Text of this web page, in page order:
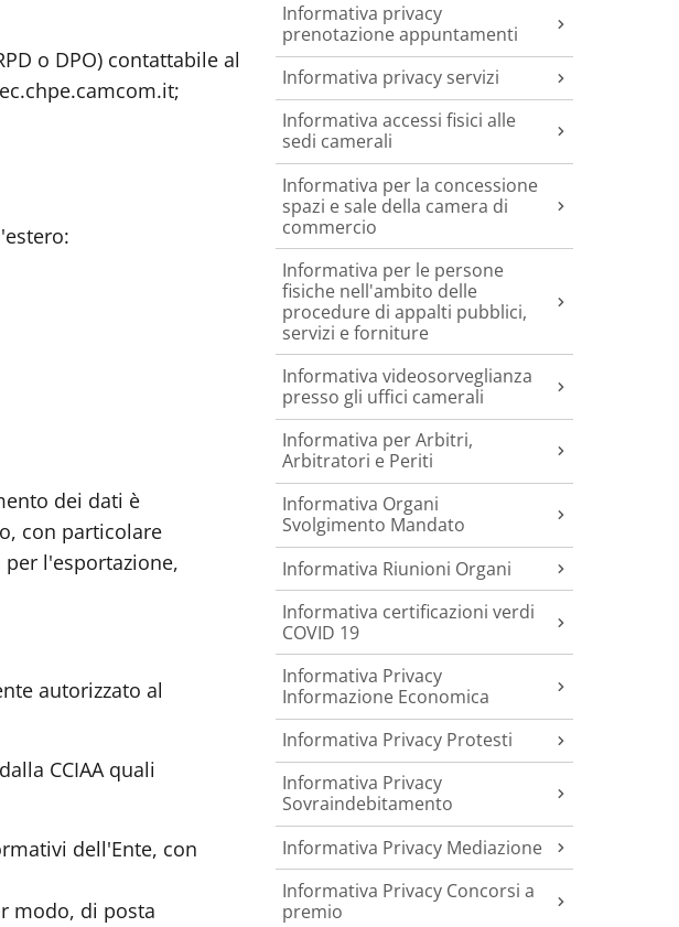
o DPO) contattabile al
dei dati è
con particolare
l'esportazione,
autorizzato al
CCIAA quali
dell'Ente, con
modo, di posta
Informativa privacy
prenotazione appuntamenti
Informativa privacy servizi
Informativa accessi fisici alle
sedi camerali
Informativa per la concessione
spazi e sale della camera di
commercio
Informativa per le persone
fisiche nell'ambito delle
procedure di appalti pubblici,
servizi e forniture
Informativa videosorveglianza
presso gli uffici camerali
Informativa per Arbitri,
Arbitratori e Periti
Informativa Organi
Svolgimento Mandato
Informativa Riunioni Organi
Informativa certificazioni verdi
COVID 19
Informativa Privacy
Informazione Economica
Informativa Privacy Protesti
Informativa Privacy
Sovraindebitamento
Informativa Privacy Mediazione
Informativa Privacy Concorsi a
premio